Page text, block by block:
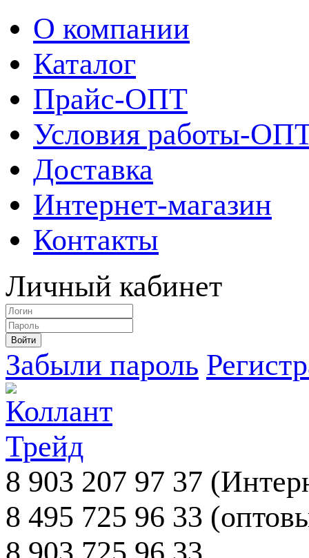
О компании
Каталог
Прайс-ОПТ
Условия работы-
Доставка
Интернет-магазин
Контакты
Личный кабинет
Забыли пароль
8 903 207 97 37
8 495 725 96 33